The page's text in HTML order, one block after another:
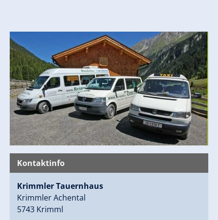
Kontaktinfo
Krimmler Tauernhaus
Krimmler Achental
5743 Krimml